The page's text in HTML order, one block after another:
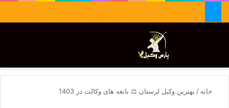
تغییر پوسته
خانه / بهترین وکیل لرستان ⚖️ نابغه های وکالت در 1403